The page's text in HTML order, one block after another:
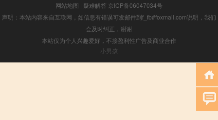
网站地图 | 疑难解答 京ICP备06047034号
声明：本站内容来自互联网，如信息有错误可发邮件到f_fb#foxmail.com说明，我们
会及时纠正，谢谢
本站仅为个人兴趣爱好，不接盈利性广告及商业合作
小男孩